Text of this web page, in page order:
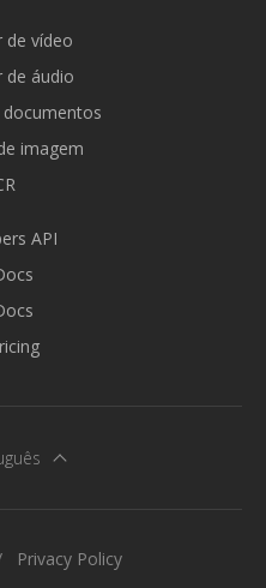
de vídeo
de áudio
imagem
API
Privacy Policy